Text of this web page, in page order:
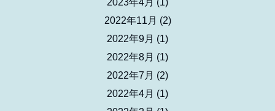
2022年11月 (2)
2022年9月 (1)
2022年8月 (1)
2022年7月 (2)
2022年4月 (1)